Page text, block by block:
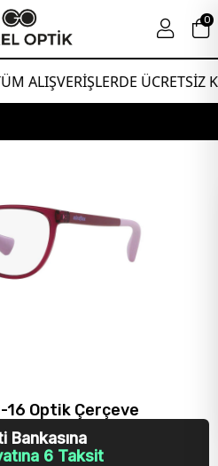
ÜCRETSİZ
0
Optik Çerçeve
Bankasına
6 Taksit